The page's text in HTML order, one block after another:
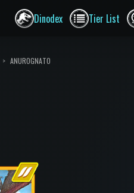
Dinodex Tier List
ANUROGNATO